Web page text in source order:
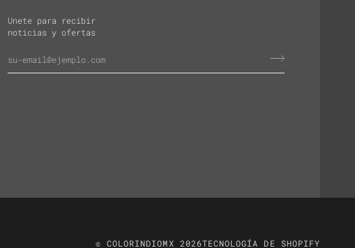
Unete para recibir
noticias y ofertas
© COLORINDIOMX 2026TECNOLOGÍA DE SHOPIFY